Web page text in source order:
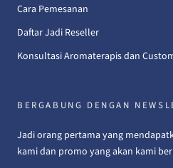
Cara Pemesanan
Daftar Jadi Reseller
Konsultasi Aromaterapis dan
BERGABUNG DENGAN
Jadi orang pertama yang
kami dan promo yang akan kami